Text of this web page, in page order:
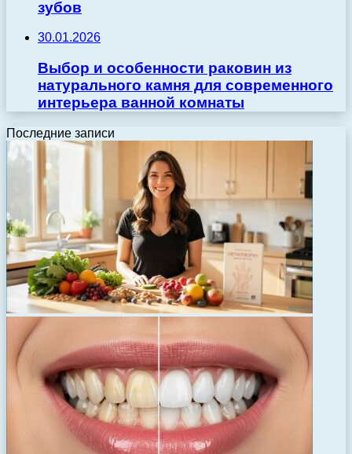
зубов
30.01.2026
Выбор и особенности раковин из
натурального камня для современного
интерьера ванной комнаты
Последние записи